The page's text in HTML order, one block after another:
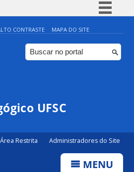
Simplifique!
Comunica BR
Participe
Canais
CONTRASTE MAPA DO SITE
UFSC
Área Restrita Administradores do Site
MENU